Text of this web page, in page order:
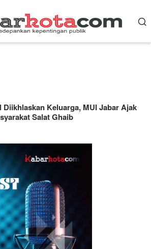
Diikhlaskan Keluarga, MUI Jabar Ajak
Salat Ghaib